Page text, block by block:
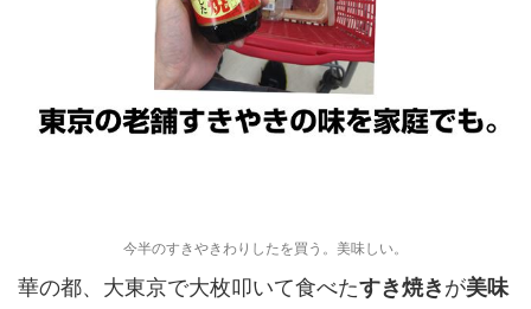
今半のすきやきわりしたを買う。美味しい。
華の都、大東京で大枚叩いて食べたすき焼きが美味